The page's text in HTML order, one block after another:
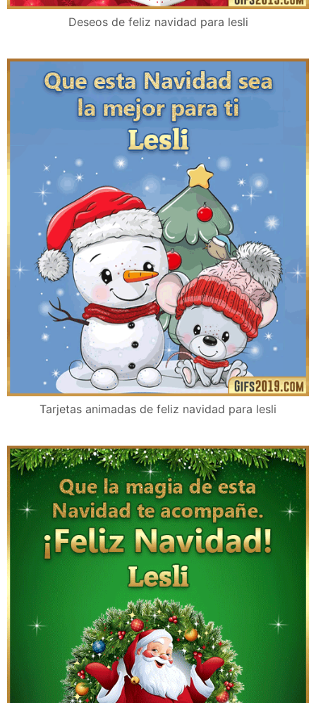
Deseos de feliz navidad para lesli
Tarjetas animadas de feliz navidad para lesli